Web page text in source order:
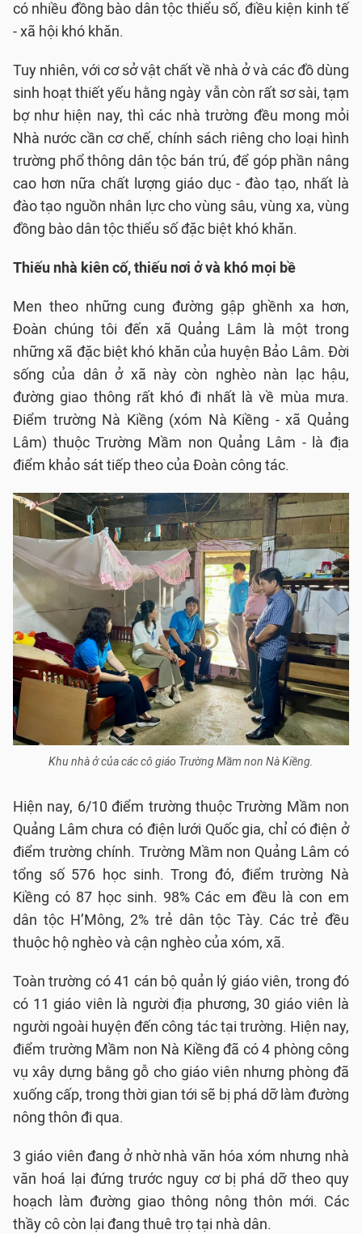
có nhiều đồng bào dân tộc thiểu số, điều kiện kinh tế
- xã hội khó khăn.
Tuy nhiên, với cơ sở vật chất về nhà ở và các đồ dùng
sinh hoạt thiết yếu hằng ngày vẫn còn rất sơ sài, tạm
bợ như hiện nay, thì các nhà trường đều mong mỏi
Nhà nước cần cơ chế, chính sách riêng cho loại hình
trường phổ thông dân tộc bán trú, để góp phần nâng
cao hơn nữa chất lượng giáo dục - đào tạo, nhất là
đào tạo nguồn nhân lực cho vùng sâu, vùng xa, vùng
đồng bào dân tộc thiểu số đặc biệt khó khăn.
Thiếu nhà kiên cố, thiếu nơi ở và khó mọi bề
Men theo những cung đường gập ghềnh xa hơn,
Đoàn chúng tôi đến xã Quảng Lâm là một trong
những xã đặc biệt khó khăn của huyện Bảo Lâm. Đời
sống của dân ở xã này còn nghèo nàn lạc hậu,
đường giao thông rất khó đi nhất là về mùa mưa.
Điểm trường Nà Kiềng (xóm Nà Kiềng - xã Quảng
Lâm) thuộc Trường Mầm non Quảng Lâm - là địa
điểm khảo sát tiếp theo của Đoàn công tác.
Khu nhà ở của các cô giáo Trường Mầm non Nà Kiềng.
Hiện nay, 6/10 điểm trường thuộc Trường Mầm non
Quảng Lâm chưa có điện lưới Quốc gia, chỉ có điện ở
điểm trường chính. Trường Mầm non Quảng Lâm có
tổng số 576 học sinh. Trong đó, điểm trường Nà
Kiềng có 87 học sinh. 98% Các em đều là con em
dân tộc H’Mông, 2% trẻ dân tộc Tày. Các trẻ đều
thuộc hộ nghèo và cận nghèo của xóm, xã.
Toàn trường có 41 cán bộ quản lý giáo viên, trong đó
có 11 giáo viên là người địa phương, 30 giáo viên là
người ngoài huyện đến công tác tại trường. Hiện nay,
điểm trường Mầm non Nà Kiềng đã có 4 phòng công
vụ xây dựng bằng gỗ cho giáo viên nhưng phòng đã
xuống cấp, trong thời gian tới sẽ bị phá dỡ làm đường
nông thôn đi qua.
3 giáo viên đang ở nhờ nhà văn hóa xóm nhưng nhà
văn hoá lại đứng trước nguy cơ bị phá dỡ theo quy
hoạch làm đường giao thông nông thôn mới. Các
thầy cô còn lại đang thuê trọ tại nhà dân.